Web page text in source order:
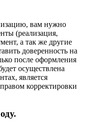
вам нужно
(реализация,
а так же другие
доверенность на
после оформления
осуществлена
является
корректировки